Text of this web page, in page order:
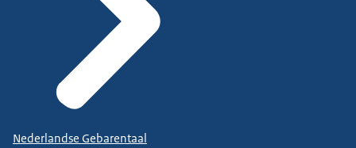
Nederlandse Gebarentaal